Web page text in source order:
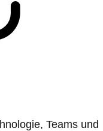
Teams und